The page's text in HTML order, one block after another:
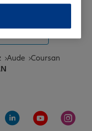
Aude Coursan
Facebook de Allianz
sur la page Twitter de
Aller sur la page
Aller sur la
Aller